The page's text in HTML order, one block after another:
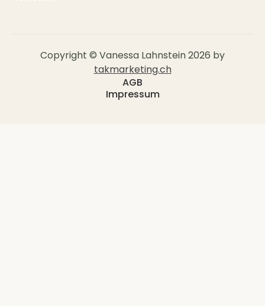
Copyright © Vanessa Lahnstein 2026 by
takmarketing.ch
AGB
Impressum